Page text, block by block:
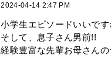
2024-04-14 2:47 PM
小学生エピソードいいで
そして、息子さん男前!!
経験豊富な先輩お母さん